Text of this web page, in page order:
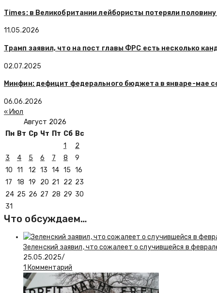
Times: в Великобритании лейбористы потеряли
11.05.2026
Трамп заявил, что на пост главы ФРС есть несколько
02.07.2025
Минфин: дефицит федерального бюджета в январе-мае
06.06.2026
« Июл
Август 2026
Пн Вт Ср Чт Пт Сб Вс
1
2
3
4 5 6 7 8
9
10 11 12 13 14 15 16
17
18 19 20 21 22 23
24 25 26 27 28 29 30
31
Что обсуждаем…
Зеленский заявил, что сожалеет о случившейся в
25.05.2025/
1 Комментарий